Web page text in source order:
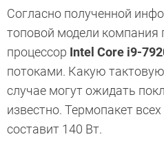
Согласно полученной
топовой модели компания
процессор Intel Core i9-
потоками. Какую
случае могут ожидать
известно. Термопакет
составит 140 Вт.